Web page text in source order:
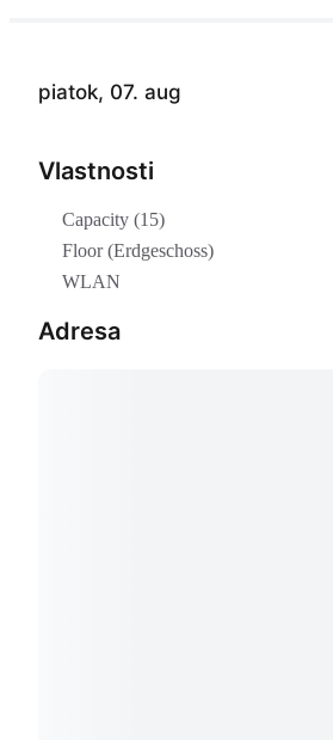
piatok, 07. aug
Vlastnosti
Capacity (15)
Floor (Erdgeschoss)
WLAN
Adresa
60,00 € za 1 deň